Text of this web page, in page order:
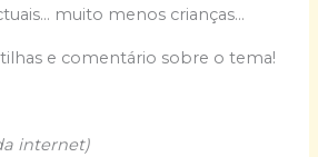
muito menos crianças…
e comentário sobre o tema!
internet)